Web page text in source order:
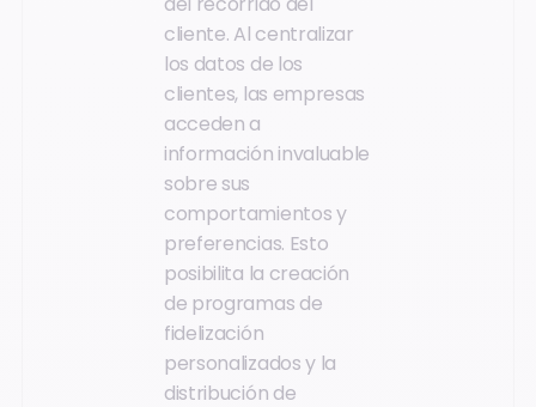
cliente. Al centralizar
los datos de los
clientes, las empresas
acceden a
información invaluable
sobre sus
comportamientos y
preferencias. Esto
posibilita la creación
de programas de
fidelización
personalizados y la
distribución de